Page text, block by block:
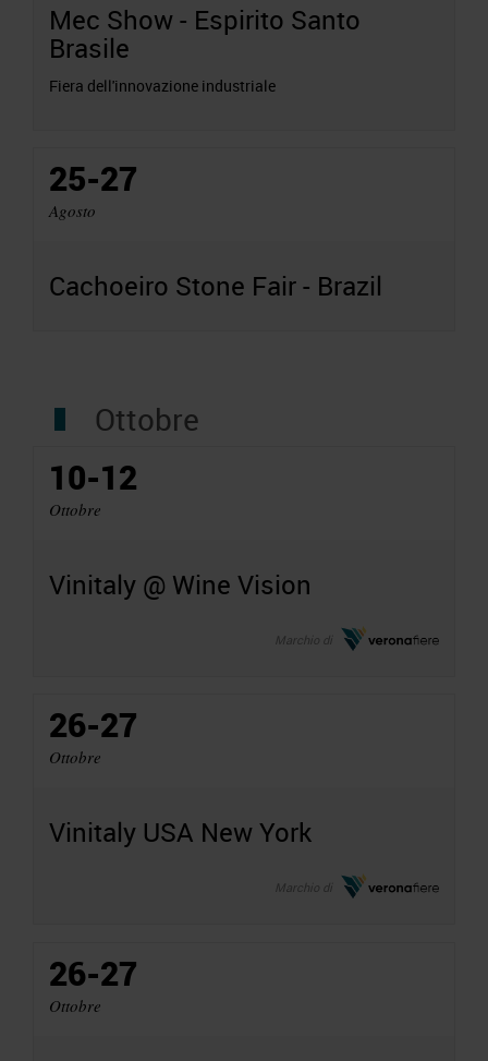
Mec Show - Espirito Santo
Brasile
Fiera dell'innovazione industriale
25-27
Agosto
Cachoeiro Stone Fair - Brazil
Ottobre
10-12
Ottobre
Vinitaly @ Wine Vision
Marchio di
26-27
Ottobre
Vinitaly USA New York
Marchio di
26-27
Ottobre